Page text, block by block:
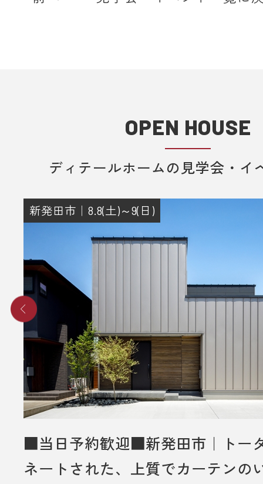
■ 来場予約からプレゼントまでの流
1. 当フォームからご予約いただきま
2. 当日ご来場いただきます。
その際に住所のご記入をお願いいた
4. 後日、弊社からプレゼントをメー
送りさせていただきます。
■ その他、プレゼントに関する注意
・初めてディテールホームグループ
いただく方のみ対象とさせていだき
・弊社での住宅建築やリフォームな
をご検討されているお客様のみ対象
いただきます。
・プレゼントは、1名様（1家族様）1
・未成年者様のみのご来場は対象外
・弊社のアンケートにご協力してい
OPEN HOUSE
ディテールホームの見学会・イ
新発田市｜8.8(土)～9(日)
■当日予約歓迎■新発田市｜トー
ネートされた、上質でカーテンの